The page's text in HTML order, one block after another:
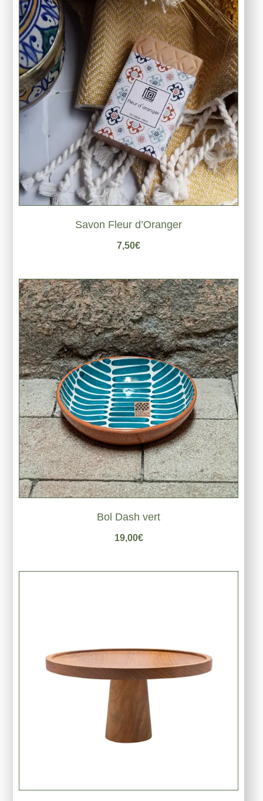
Savon Fleur d’Oranger
7,50€
Bol Dash vert
19,00€